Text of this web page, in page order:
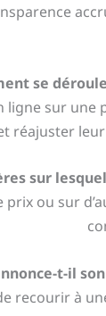
se
sur
réajuster
sur
ou sur
t-il
recourir à